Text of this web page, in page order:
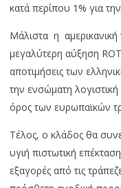
κατά περίπου 1% για
Μάλιστα η αμερικανική
μεγαλύτερη αύξηση
αποτιμήσεις των
την ενσώματη
όρος των ευρωπαϊκών
Τέλος, ο κλάδος θα
υγιή πιστωτική
εξαγορές από τις